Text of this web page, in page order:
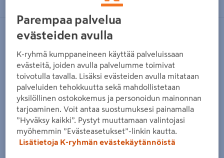
Aitatolppa kestopuu vihreä teroitettu
80x2500 NTR/A
NO BRAND
Tuotenumero:500678270 EAN-koodi:6430023470148
A-luokan pyöreä valmiiksi teroitettu kestopuu
piharakentamiseen, esim. puutarha-aitojen tolpiksi,
kasvavien puiden tukemiseen. Tolpan pituutta laskiessasi
Parempaa palvelua
evästeiden avulla
K-ryhmä kumppaneineen käyttää palveluissaan
evästeitä, joiden avulla palvelumme toimivat
toivotulla tavalla. Lisäksi evästeiden avulla mitataan
palveluiden tehokkuutta sekä mahdollistetaan
yksilöllinen ostokokemus ja personoidun mainonnan
tarjoaminen. Voit antaa suostumuksesi painamalla
”Hyväksy kaikki”. Pystyt muuttamaan valintojasi
myöhemmin ”Evästeasetukset”-linkin kautta.
Lisätietoja K-ryhmän evästekäytännöistä